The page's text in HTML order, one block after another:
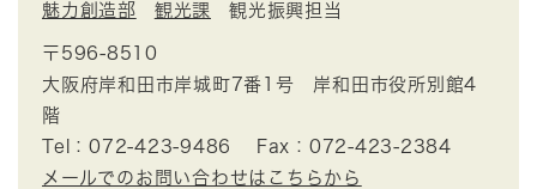
魅力創造部 観光課 観光振興担当
〒596-8510
大阪府岸和田市岸城町7番1号 岸和田市役所別館4
階
Tel：072-423-9486
Fax：072-423-2384
メールでのお問い合わせはこちらから